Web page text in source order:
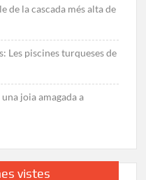
de la cascada més alta de
Les piscines turqueses de
joia amagada a
vistes